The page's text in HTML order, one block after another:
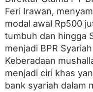
o
r
B
a
r
u
T
B
Feri Irawan,
modal awal Rp500
tumbuh dan hingga
menjadi BPR
Keberadaan
menjadi ciri khas
bank syariah dalam